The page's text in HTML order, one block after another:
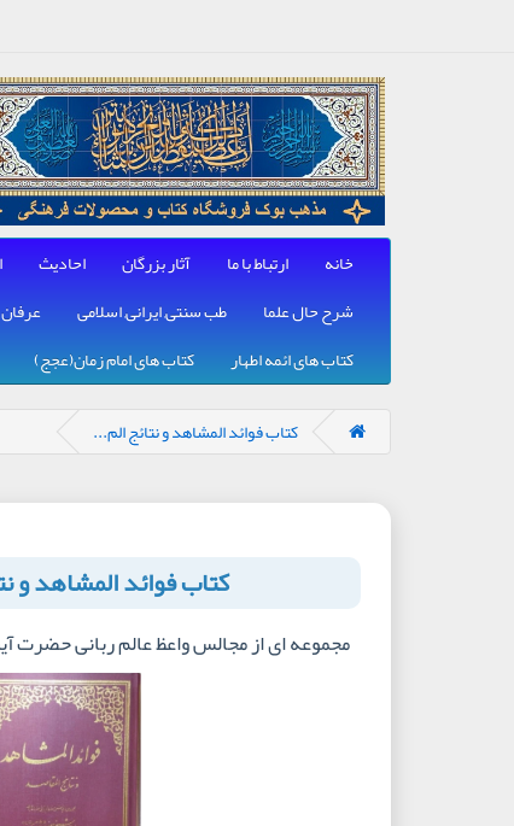
خانه ارتباط با ما آثار بزرگان احادیث
شرح حال علما
طب سنتی, ایرانی, اسلامی عرفان
کتاب های ائمه اطهار
کتاب های امام زمان(عجج)
کتاب فوائد المشاهد و نتائج الم...
کتاب فوائد المشاهد و
مجموعه ای از مجالس واعظ عالم ربانی